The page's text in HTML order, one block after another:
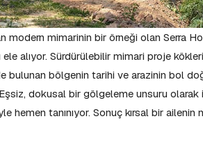
mimarinin bir örneği olan Serra
ele alıyor. Sürdürülebilir mimari proje
bulunan bölgenin tarihi ve arazinin bol
dokusal bir gölgeleme unsuru olarak
tanınıyor. Sonuç kırsal bir ailenin